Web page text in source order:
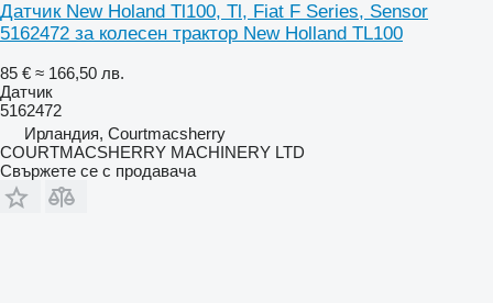
Датчик New Holand Tl100, Tl, Fiat F Series, Sensor
5162472 за колесен трактор New Holland TL100
85 € ≈ 166,50 лв.
Датчик
5162472
Ирландия, Courtmacsherry
COURTMACSHERRY MACHINERY LTD
Свържете се с продавача